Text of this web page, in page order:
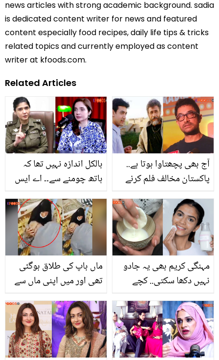
news articles with strong academic background. sadia
is dedicated content writer for news and featured
content especially food recipes, daily life tips & tricks
related topics and currently employed as content
writer at kfoods.com.
Related Articles
بالکل اندازہ نہیں تھا کہ
ہاتھ چومنے سے۔۔ اے ایس
پر تنقید کیوں ہوئی؟ جگن
کاظم نے دوبارہ پوچھنے پر
حقیقت بتا دی
آج بھی پچھتاوا ہوتا ہے..
پاکستان مخالف فلم کرنے
کو کس بات پر پچھتاوا
ہونے لگا؟
ماں باپ کی طلاق ہوگئی
تھی اور میں اپنی ماں سے
والدہ سے طویل عرصے بعد
کس طرح ملا ؟ویڈیو آپ کو
رلا دے گی
مہنگی کریم بھی یہ جادو
نہیں دکھا سکتی.. کچے
چہرہ وہ بھی بنا کسی
خرچے کے